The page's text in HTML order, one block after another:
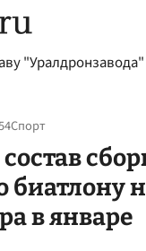
"Уралдронзавода"
Спорт
биатлону
в январе